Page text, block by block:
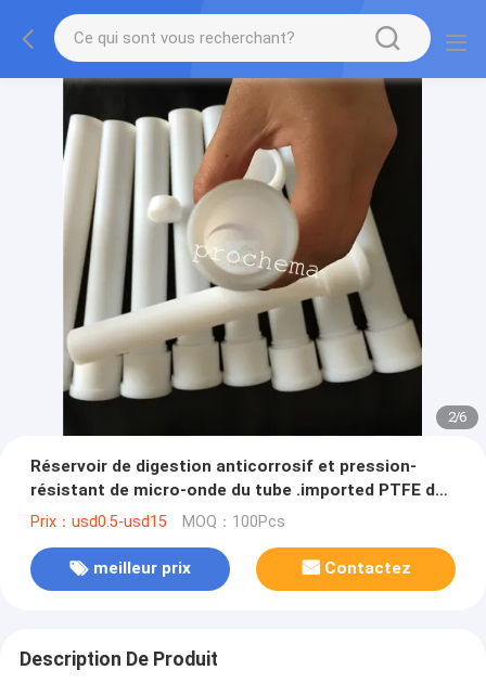
2/6
Réservoir de digestion anticorrosif et pression-
résistant de micro-onde du tube .imported PTFE de
digestion de PTFE
Prix：usd0.5-usd15 MOQ：100Pcs
meilleur prix Contactez
Description De Produit